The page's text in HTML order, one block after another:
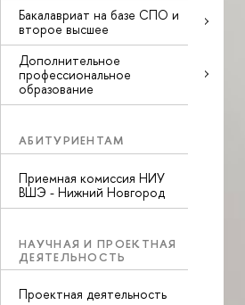
Бакалавриат на базе СПО и
второе высшее
Дополнительное
профессиональное
образование
АБИТУРИЕНТАМ
Приемная комиссия НИУ
ВШЭ - Нижний Новгород
НАУЧНАЯ И ПРОЕКТНАЯ
ДЕЯТЕЛЬНОСТЬ
Проектная деятельность